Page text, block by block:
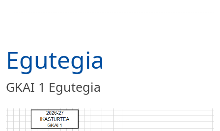
Egutegia
GKAI 1 Egutegia
Irudia